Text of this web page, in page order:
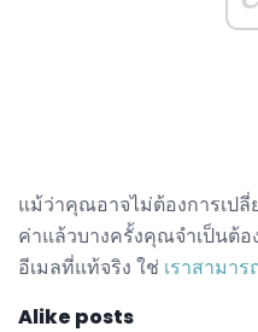
แม้ว่าคุณอาจไม่ต้องการเป
ค่าแล้วบางครั้งคุณจำเป็นต้อ
อีเมลที่แท้จริง ใช่ เราสามา
Alike posts